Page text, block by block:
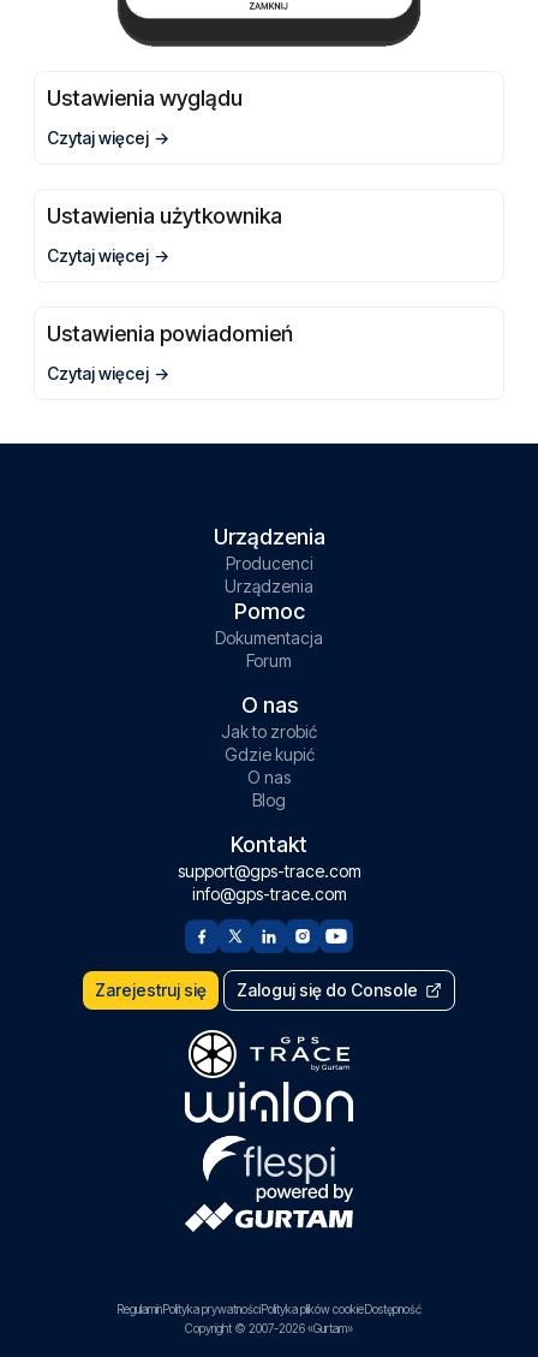
Ustawienia wyglądu
Czytaj więcej
Ustawienia użytkownika
Czytaj więcej
Ustawienia powiadomień
Czytaj więcej
Urządzenia
Producenci
Urządzenia
Pomoc
Dokumentacja
Forum
O nas
Jak to zrobić
Gdzie kupić
O nas
Blog
Kontakt
support@gps-trace.com
info@gps-trace.com
Zarejestruj się Zaloguj się do Console
RegulaminPolityka prywatnościPolityka plików cookieDostępność
Copyright © 2007-2026 «Gurtam»